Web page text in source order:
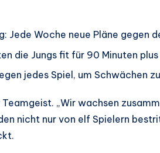
Jede Woche neue Pläne gegen
die Jungs fit für 90 Minuten
jedes Spiel, um Schwächen
„Wir wachsen
nicht nur von elf Spielern